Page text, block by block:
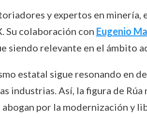
y expertos en
Su colaboración con Eugenio
siendo relevante en el ámbito
estatal sigue resonando en
industrias. Así, la figura de
por la modernización y